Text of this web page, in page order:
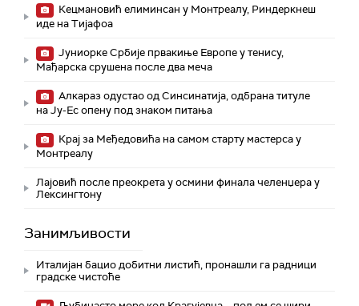
Кецмановић елиминсан у Монтреалу, Риндеркнеш
иде на Тијафоа
Јуниорке Србије првакиње Европе у тенису,
Мађарска срушена после два меча
Алкараз одустао од Синсинатија, одбрана титуле
на Ју-Ес опену под знаком питања
Крај за Међедовића на самом старту мастерса у
Монтреалу
Лајовић после преокрета у осмини финала челенџера у
Лексингтону
Занимљивости
Италијан бацио добитни листић, пронашли га радници
градске чистоће